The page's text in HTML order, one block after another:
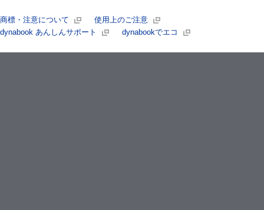
商標・注意について
使用上のご注意
dynabook あんしんサポート
dynabookでエコ